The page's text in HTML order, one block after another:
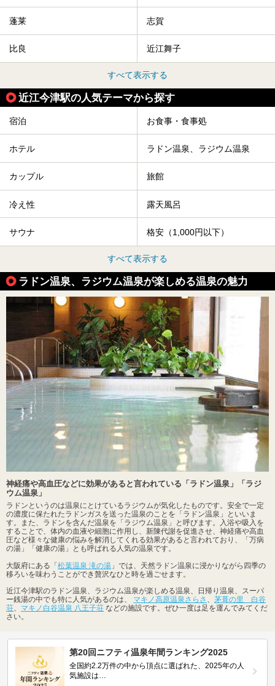
蓬莱 志賀
比良 近江舞子
すべて表示する
近江今津駅の人気テーマから探す
宿泊 お食事・食事処
ホテル ラドン温泉、ラジウム温泉
カップル 旅館
冷え性 露天風呂
サウナ 格安（1,000円以下）
すべて表示する
ラドン温泉、ラジウム温泉が楽しめる温泉の魅力
神経痛や高血圧などに効果があると言われている「ラドン温泉」「ラジ
ウム温泉」
ラドンというのは温泉にとけているラジウムが気化したものです。安全で一定
の濃度に保たれたラドンガスを送った温泉のことを「ラドン温泉」といいま
す。また、ラドンを含んだ温泉を「ラジウム温泉」と呼びます。入浴や吸入を
することで、体内の血液や細胞に作用し、新陳代謝を促進させ、神経痛や高血
圧など様々な健康の悩みを解消してくれる効果があると言われており、「万病
の湯」「健康の湯」とも呼ばれる人気の温泉です。
大阪府にある「松葉温泉 滝の湯 」では、天然ラドン温泉に浸かりながら四季の
移ろいを味わうことができ贅沢なひと時を過ごせます。
近江今津駅のラドン温泉、ラジウム温泉が楽しめる温泉、日帰り温泉、スーパ
ー銭湯の中でも特に人気があるのは、 マキノ高原温泉さらさ
茅葺の里 白谷
荘
マキノ白谷温泉 八王子荘 などの施設です。ぜひ一度は足を運んでみてくだ
さい。
第20回ニフティ温泉年間ランキング2025
全国約2.2万件の中から頂点に選ばれた、2025年の人
気施設は…